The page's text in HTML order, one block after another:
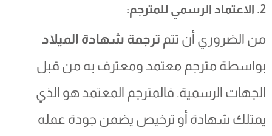
2. الاعتماد الرسمي للمترجم:
من الضروري أن تتمترجمة شهادة الميلاد
بواسطة مترجم معتمد ومعترف به من قبل
الجهات الرسمية. فالمترجم المعتمد هو الذي
يمتلك شهادة أو ترخيص يضمن جودة عمله